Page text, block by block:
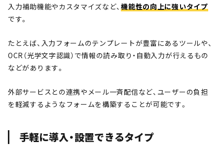
入力補助機能やカスタマイズなど、機能性の向上に強いタイプ
です。
たとえば、入力フォームのテンプレートが豊富にあるツールや、
OCR（光学文字認識）で情報の読み取り・自動入力が行えるもの
などがあります。
外部サービスとの連携やメール一斉配信など、ユーザーの負担
を軽減するようなフォームを構築することが可能です。
手軽に導入・設置できるタイプ